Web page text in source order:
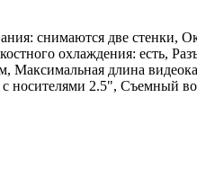
снимаются две стенки,
охлаждения: есть,
длина
носителями 2.5", Съемный